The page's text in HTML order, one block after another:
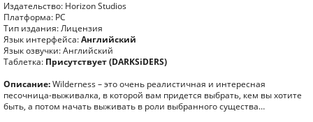
Издательство: Horizon Studios
Платформа: PC
Тип издания: Лицензия
Язык интерфейса:Английский
Язык озвучки: Английский
Таблетка: Присутствует (DARKSiDERS)
Описание:Wilderness – это очень реалистичная и интересная
песочница-выживалка, в которой вам придется выбрать, кем вы хотите
быть, а потом начать выживать в роли выбранного существа…